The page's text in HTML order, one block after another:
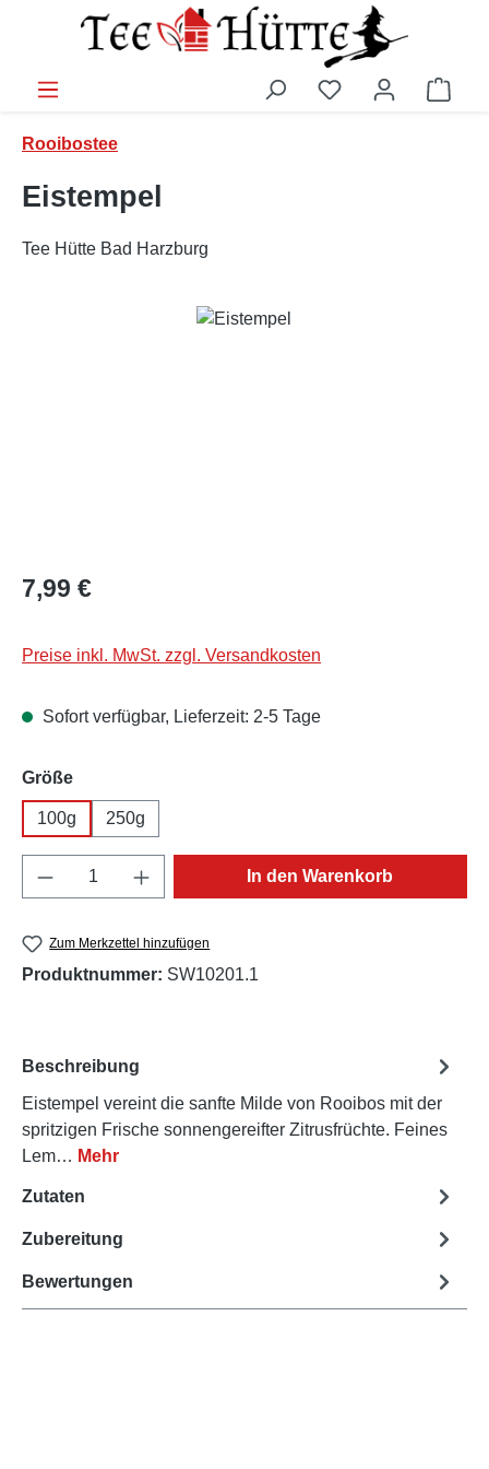
Zum Hauptinhalt springen
Rooibostee
Eistempel
Tee Hütte Bad Harzburg
Bildergalerie überspringen
Regulärer Preis:
7,99 €
Preise inkl. MwSt. zzgl. Versandkosten
Sofort verfügbar, Lieferzeit: 2-5 Tage
Größeauswählen
100g 250g
Produkt Anzahl: Gib den gewünschten
In den Warenkorb
Zum Merkzettel hinzufügen
Produktnummer: SW10201.1
Beschreibung
Eistempel vereint die sanfte Milde von Rooibos mit der
spritzigen Frische sonnengereifter Zitrusfrüchte. Feines
Lem… Mehr
Zutaten
Zubereitung
Bewertungen